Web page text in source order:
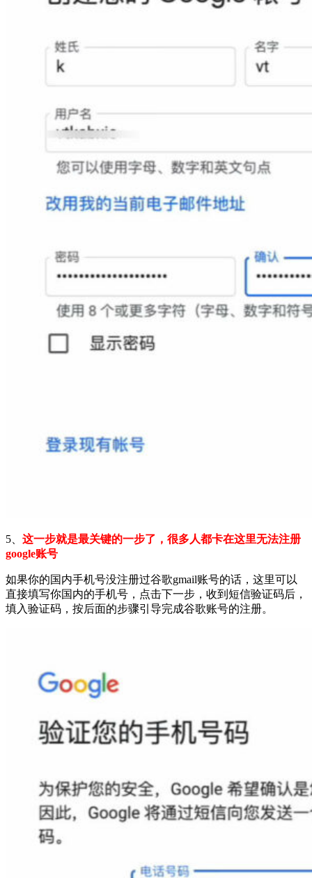
5、 这一步就是最关键的一步了，很多人都卡在这里无法注册
google账号
如果你的国内手机号没注册过谷歌gmail账号的话，这里可以
直接填写你国内的手机号，点击下一步，收到短信验证码后，
填入验证码，按后面的步骤引导完成谷歌账号的注册。